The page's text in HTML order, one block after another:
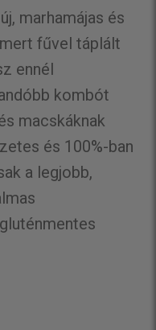
marhamájas és
fűvel táplált
ennél
kombót
macskáknak
és 100%-ban
a legjobb,